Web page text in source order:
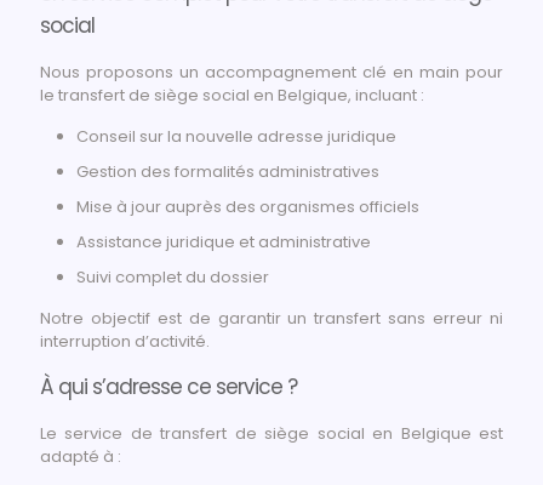
social
Nous proposons un accompagnement clé en main pour
le transfert de siège social en Belgique, incluant :
Conseil sur la nouvelle adresse juridique
Gestion des formalités administratives
Mise à jour auprès des organismes officiels
Assistance juridique et administrative
Suivi complet du dossier
Notre objectif est de garantir un transfert sans erreur ni
interruption d’activité.
À qui s’adresse ce service ?
Le service de transfert de siège social en Belgique est
adapté à :